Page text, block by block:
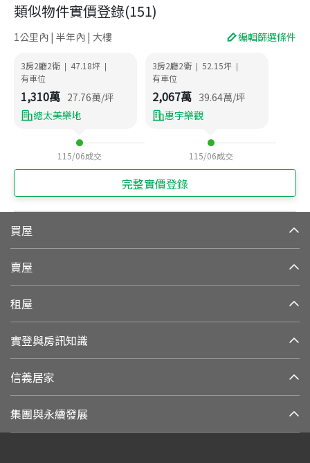
類似物件實價登錄(151)
1公里內 | 半年內 | 大樓 編輯篩選條件
3房2廳2衛 | 47.18坪 |
有車位
1,310萬 27.76萬/坪
總太美樂地
115/06成交
3房2廳2衛 | 52.15坪 |
有車位
2,067萬 39.64萬/坪
惠宇樂觀
115/06成交
完整實價登錄
買屋
賣屋
租屋
實登與房訊知識
信義居家
集團與永續發展